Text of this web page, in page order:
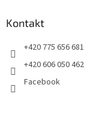
Kontakt
+420 775 656 681
+420 606 050 462
Facebook